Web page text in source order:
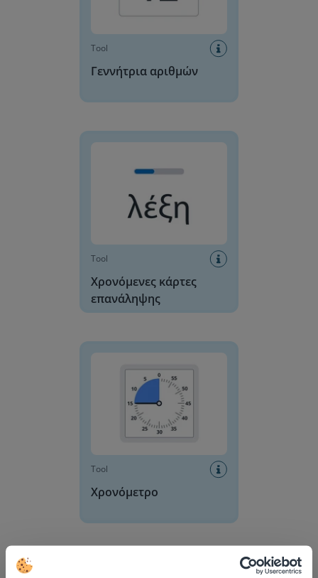
Tool
Γεννήτρια αριθμών
Tool
Χρονόμενες κάρτες
επανάληψης
Tool
Χρονόμετρο
Ενσωμάτωση βίντεο